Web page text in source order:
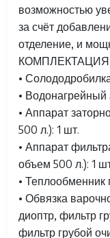
возможностью
за счёт
отделение, и
КОМПЛЕКТАЦИЯ
•
•
• Аппарат
500 л.): 1 шт.
• Аппарат
объем 500 л.): 1
• Теплообменник
• Обвязка
диоптр, фильтр
фильтр грубой